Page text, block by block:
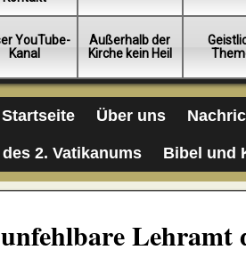
YouTube-
Kanal
Außerhalb der
Kirche kein Heil
Startseite Über uns
2. Vatikanums Bibel und
Lehramt